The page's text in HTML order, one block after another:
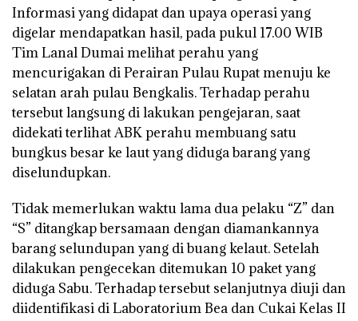
Informasi yang didapat dan upaya operasi yang
digelar mendapatkan hasil, pada pukul 17.00 WIB
Tim Lanal Dumai melihat perahu yang
mencurigakan di Perairan Pulau Rupat menuju ke
selatan arah pulau Bengkalis. Terhadap perahu
tersebut langsung di lakukan pengejaran, saat
didekati terlihat ABK perahu membuang satu
bungkus besar ke laut yang diduga barang yang
diselundupkan.
Tidak memerlukan waktu lama dua pelaku “Z” dan
“S” ditangkap bersamaan dengan diamankannya
barang selundupan yang di buang kelaut. Setelah
dilakukan pengecekan ditemukan 10 paket yang
diduga Sabu. Terhadap tersebut selanjutnya diuji dan
diidentifikasi di Laboratorium Bea dan Cukai Kelas II